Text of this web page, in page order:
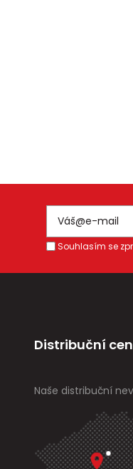
Souhlasím se
Distribuční
Naše distribuční